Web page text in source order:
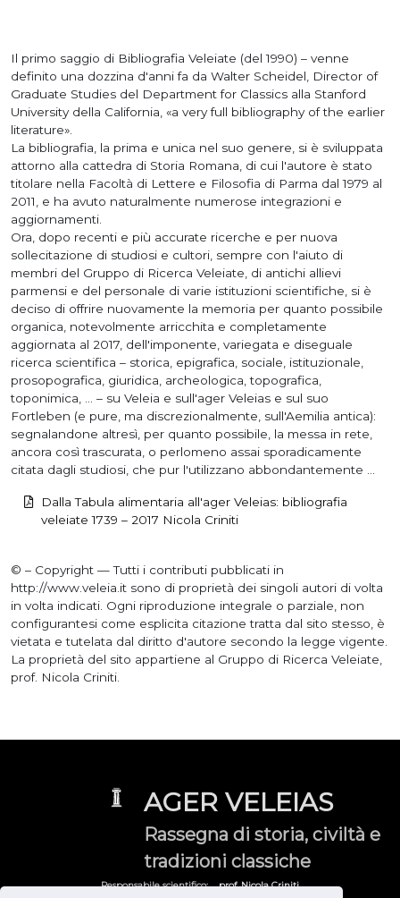
Il primo saggio di Bibliografia Veleiate (del 1990) – venne
definito una dozzina d'anni fa da Walter Scheidel, Director of
Graduate Studies del Department for Classics alla Stanford
University della California, «a very full bibliography of the earlier
literature».
La bibliografia, la prima e unica nel suo genere, si è sviluppata
attorno alla cattedra di Storia Romana, di cui l'autore è stato
titolare nella Facoltà di Lettere e Filosofia di Parma dal 1979 al
2011, e ha avuto naturalmente numerose integrazioni e
aggiornamenti.
Ora, dopo recenti e più accurate ricerche e per nuova
sollecitazione di studiosi e cultori, sempre con l'aiuto di
membri del Gruppo di Ricerca Veleiate, di antichi allievi
parmensi e del personale di varie istituzioni scientifiche, si è
deciso di offrire nuovamente la memoria per quanto possibile
organica, notevolmente arricchita e completamente
aggiornata al 2017, dell'imponente, variegata e diseguale
ricerca scientifica – storica, epigrafica, sociale, istituzionale,
prosopografica, giuridica, archeologica, topografica,
toponimica, ... – su Veleia e sull'ager Veleias e sul suo
Fortleben (e pure, ma discrezionalmente, sull'Aemilia antica):
segnalandone altresì, per quanto possibile, la messa in rete,
ancora così trascurata, o perlomeno assai sporadicamente
citata dagli studiosi, che pur l'utilizzano abbondantemente ...
Dalla Tabula alimentaria all'ager Veleias: bibliografia
veleiate 1739 – 2017 Nicola Criniti
© – Copyright — Tutti i contributi pubblicati in
http://www.veleia.it sono di proprietà dei singoli autori di volta
in volta indicati. Ogni riproduzione integrale o parziale, non
configurantesi come esplicita citazione tratta dal sito stesso, è
vietata e tutelata dal diritto d'autore secondo la legge vigente.
La proprietà del sito appartiene al Gruppo di Ricerca Veleiate,
prof. Nicola Criniti.
AGER VELEIAS
Rassegna di storia, civiltà e
tradizioni classiche
Responsabile scientifico:prof. Nicola Criniti